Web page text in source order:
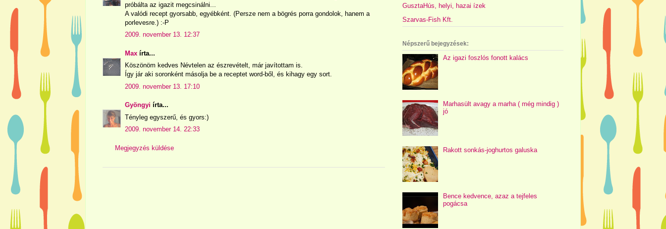
próbálta az igazit megcsinálni...
A valódi recept gyorsabb, egyébként. (Persze nem a bögrés porra gondolok, hanem a
porlevesre.) :-P
2009. november 13. 12:37
Max írta...
Köszönöm kedves Névtelen az észrevételt, már javítottam is.
Így jár aki soronként másolja be a receptet word-ből, és kihagy egy sort.
2009. november 13. 17:10
Gyöngyi írta...
Tényleg egyszerű, és gyors:)
2009. november 14. 22:33
Megjegyzés küldése
GusztaHús, helyi, hazai ízek
Szarvas-Fish Kft.
Népszerű bejegyzések:
Az igazi foszlós fonott kalács
Marhasült avagy a marha ( még mindig )
jó
Rakott sonkás-joghurtos galuska
Bence kedvence, azaz a tejfeles
pogácsa